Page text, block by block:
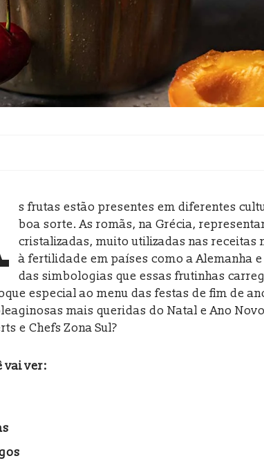
s frutas estão presentes em diferentes
boa sorte. As romãs, na Grécia,
cristalizadas, muito utilizadas nas receitas
à fertilidade em países como a Alemanha
das simbologias que essas frutinhas
especial ao menu das festas de fim de
mais queridas do Natal e Ano
e Chefs Zona Sul?
vai ver: